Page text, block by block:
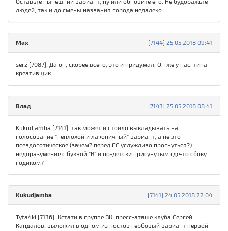
людей, так и до смены названия города недалеко.
[7144] 25.05.2018 09:41
Max
serz [7087], Да он, скорее всего, это и придумал. Он же у нас, типа
креативщик.
[7143] 25.05.2018 08:41
Влад
Kukudjamba [7141], так может и стоило выкладывать на
голосование "неплохой и лаконичный" вариант, а не это
псевдоготическое (зачем? перед ЕС услужливо прогнуться?)
недоразумение с буквой "В" и по-детски присунутым где-то сбоку
годиком?
[7141] 24.05.2018 22:04
Kukudjamba
Tyta4ki [7136], Кстати в группе ВК пресс-аташе клуба Сергей
Кандалов, выложил в одном из постов гербовый вариант первой